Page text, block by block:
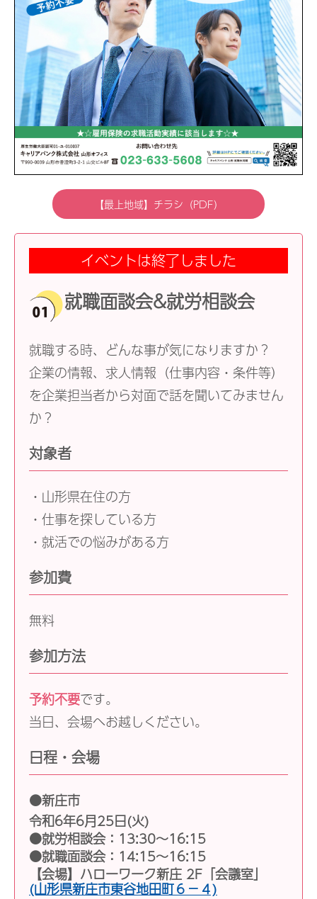
【最上地域】チラシ（PDF）
イベントは終了しました
就職面談会&就労相談会
就職する時、どんな事が気になりますか？
企業の情報、求人情報（仕事内容・条件等）
を企業担当者から対面で話を聞いてみません
か？
対象者
・山形県在住の方
・仕事を探している方
・就活での悩みがある方
参加費
無料
参加方法
予約不要です。
当日、会場へお越しください。
日程・会場
●新庄市
令和6年6月25日(火)
●就労相談会：13:30～16:15
●就職面談会：14:15〜16:15
【会場】ハローワーク新庄 2F「会議室」
(山形県新庄市東谷地田町６−４)